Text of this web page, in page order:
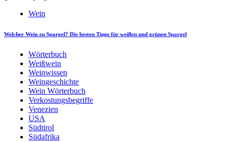
Wein
Welcher Wein zu Spargel? Die besten Tipps für weißen und grünen Spargel
Wörterbuch
Weißwein
Weinwissen
Weingeschichte
Wein Wörterbuch
Verkostungsbegriffe
Venezien
USA
Südtirol
Südafrika